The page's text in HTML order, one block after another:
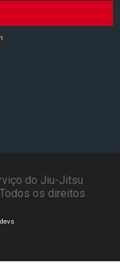
do Jiu-Jitsu
os direitos